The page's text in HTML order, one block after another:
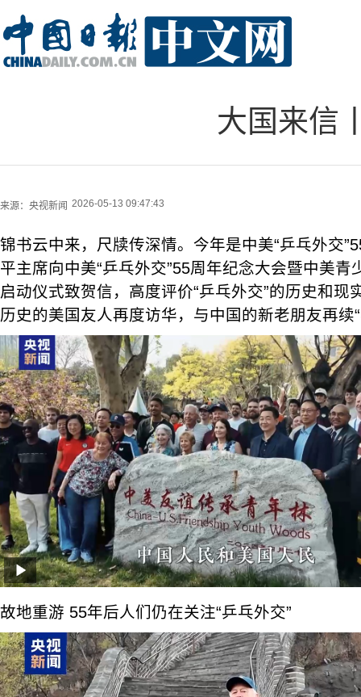
大国来信
来源： 央视新闻 2026-05-13 09:47:43
锦书云中来，尺牍传深情。今年是中美“乒乓外交
平主席向中美“乒乓外交”55周年纪念大会暨中美青
启动仪式致贺信，高度评价“乒乓外交”的历史和现
历史的美国友人再度访华，与中国的新老朋友再续
故地重游 55年后人们仍在关注“乒乓外交”